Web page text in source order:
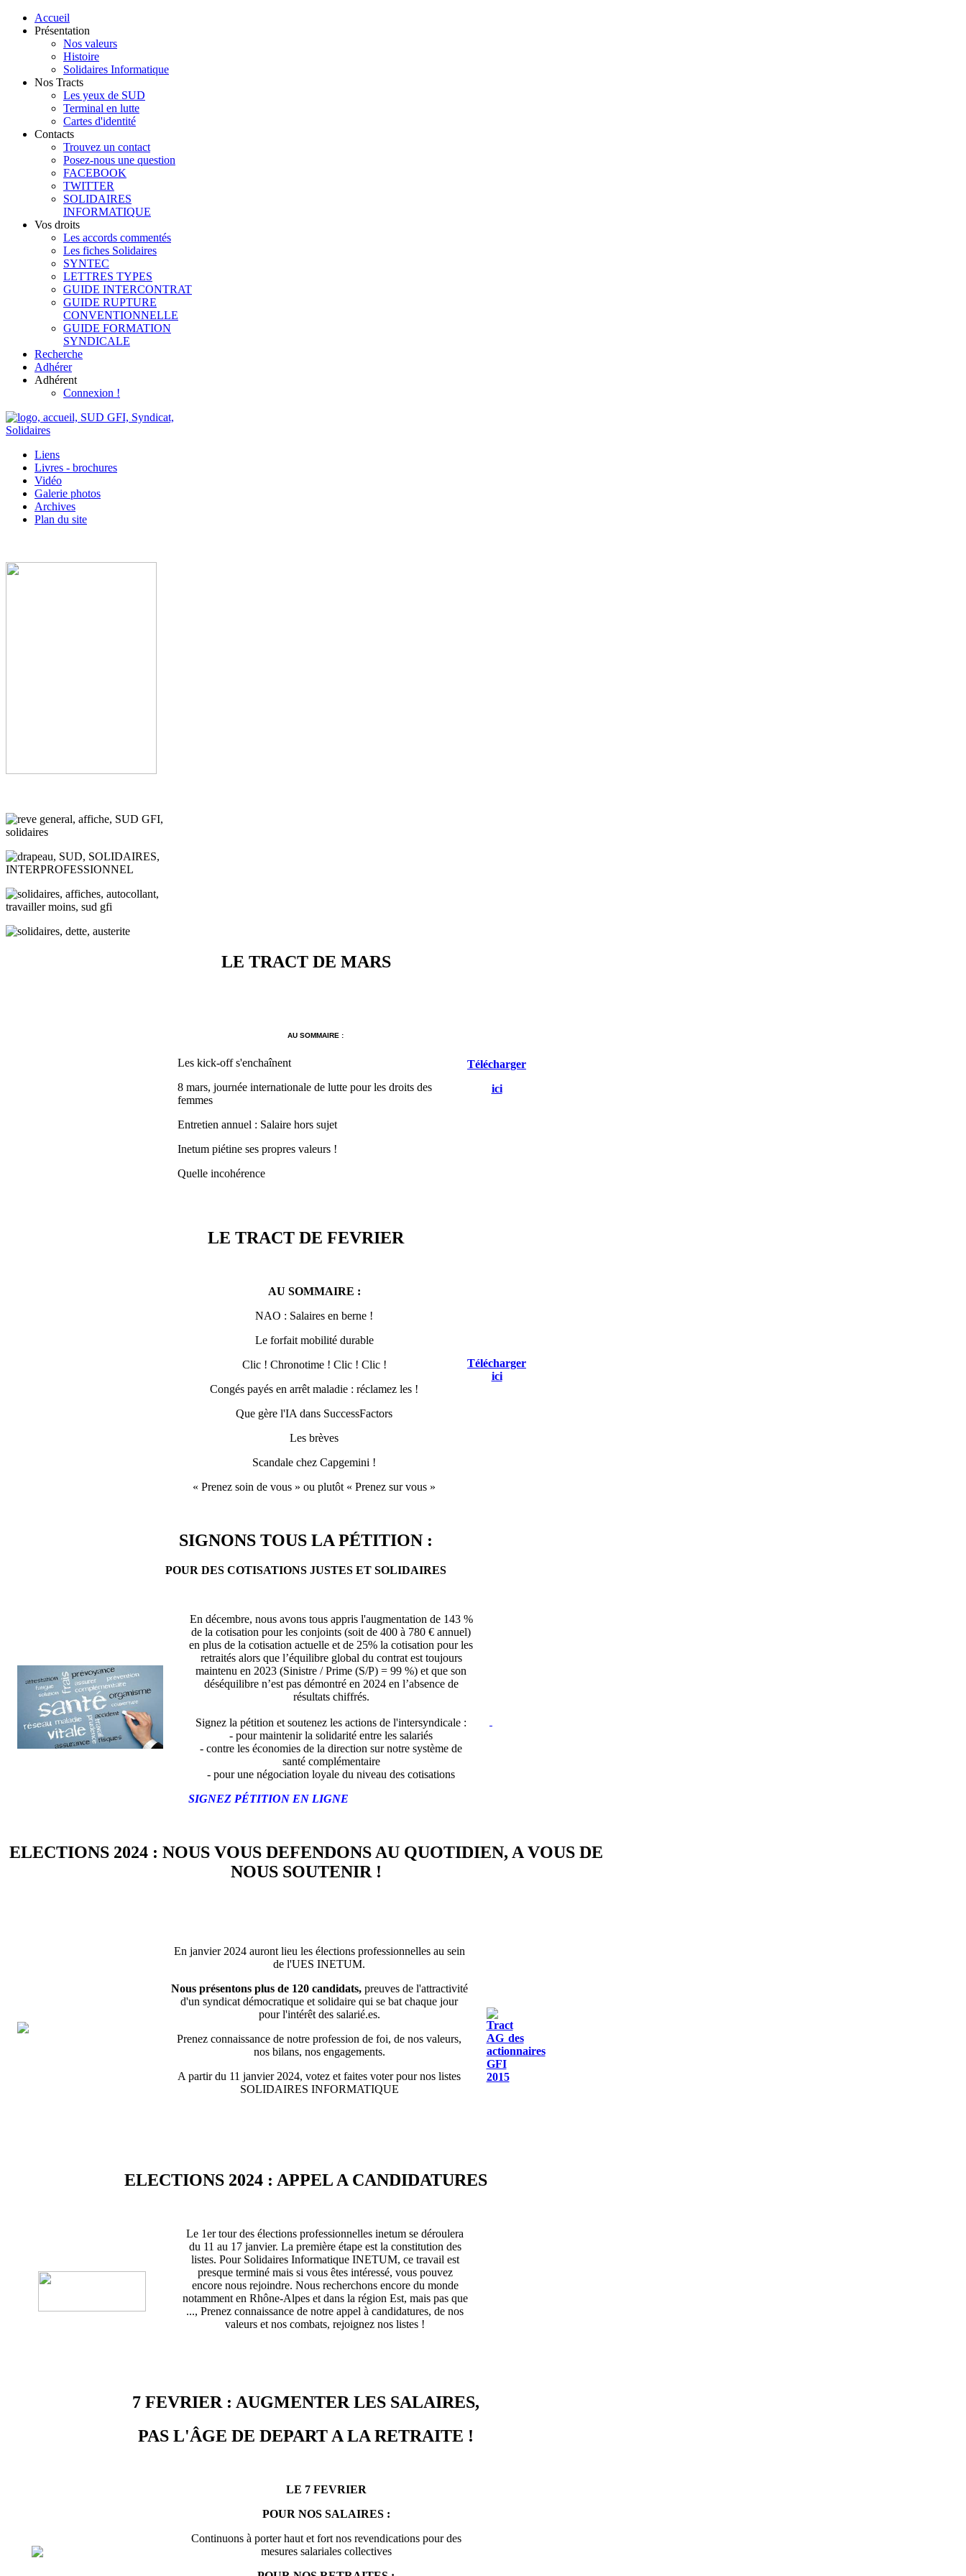
Accueil
Présentation
Nos valeurs
Histoire
Solidaires Informatique
Nos Tracts
Les yeux de SUD
Terminal en lutte
Cartes d'identité
Contacts
Trouvez un contact
Posez-nous une question
FACEBOOK
TWITTER
SOLIDAIRES
INFORMATIQUE
Vos droits
Les accords commentés
Les fiches Solidaires
SYNTEC
LETTRES TYPES
GUIDE INTERCONTRAT
GUIDE RUPTURE
CONVENTIONNELLE
GUIDE FORMATION
SYNDICALE
Recherche
Adhérer
Adhérent
Connexion !
Liens
Livres - brochures
Vidéo
Galerie photos
Archives
Plan du site
LE TRACT DE MARS
AU SOMMAIRE :
Les kick-off s'enchaînent
8 mars, journée internationale de lutte pour les droits des
femmes
Entretien annuel : Salaire hors sujet
Inetum piétine ses propres valeurs !
Quelle incohérence
Télécharger
ici
LE TRACT DE FEVRIER
AU SOMMAIRE :
NAO : Salaires en berne !
Le forfait mobilité durable
Clic ! Chronotime ! Clic ! Clic !
Congés payés en arrêt maladie : réclamez les !
Que gère l'IA dans SuccessFactors
Les brèves
Scandale chez Capgemini !
« Prenez soin de vous » ou plutôt « Prenez sur vous »
Télécharger
ici
SIGNONS TOUS LA PÉTITION :
POUR DES COTISATIONS JUSTES ET SOLIDAIRES
En décembre, nous avons tous appris l'augmentation de 143 %
de la cotisation pour les conjoints (soit de 400 à 780 € annuel)
en plus de la cotisation actuelle et de 25% la cotisation pour les
retraités alors que l’équilibre global du contrat est toujours
maintenu en 2023 (Sinistre / Prime (S/P) = 99 %) et que son
déséquilibre n’est pas démontré en 2024 en l’absence de
résultats chiffrés.
Signez la pétition et soutenez les actions de l'intersyndicale :
- pour maintenir la solidarité entre les salariés
- contre les économies de la direction sur notre système de
santé complémentaire
- pour une négociation loyale du niveau des cotisations
SIGNEZ PÉTITION EN LIGNE
ELECTIONS 2024 : NOUS VOUS DEFENDONS AU QUOTIDIEN, A VOUS DE
NOUS SOUTENIR !
En janvier 2024 auront lieu les élections professionnelles au sein
de l'UES INETUM.
Nous présentons plus de 120 candidats,preuves de l'attractivité
d'un syndicat démocratique et solidaire qui se bat chaque jour
pour l'intérêt des salarié.es.
Prenez connaissance de notre profession de foi, de nos valeurs,
nos bilans, nos engagements.
A partir du 11 janvier 2024, votez et faites voter pour nos listes
SOLIDAIRES INFORMATIQUE
ELECTIONS 2024 : APPEL A CANDIDATURES
Le 1er tour des élections professionnelles inetum se déroulera
du 11 au 17 janvier. La première étape est la constitution des
listes. Pour Solidaires Informatique INETUM, ce travail est
presque terminé mais si vous êtes intéressé, vous pouvez
encore nous rejoindre. Nous recherchons encore du monde
notamment en Rhône-Alpes et dans la région Est, mais pas que
..., Prenez connaissance de notre appel à candidatures, de nos
valeurs et nos combats, rejoignez nos listes !
7 FEVRIER : AUGMENTER LES SALAIRES,
PAS L'ÂGE DE DEPART A LA RETRAITE !
LE 7 FEVRIER
POUR NOS SALAIRES :
Continuons à porter haut et fort nos revendications pour des
mesures salariales collectives